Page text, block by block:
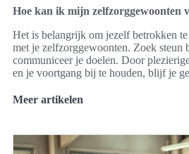
Hoe kan ik mijn zelfzorggewoonten
Het is belangrijk om jezelf betrokken
met je zelfzorggewoonten. Zoek steun
communiceer je doelen. Door
en je voortgang bij te houden, blijf je
Meer artikelen